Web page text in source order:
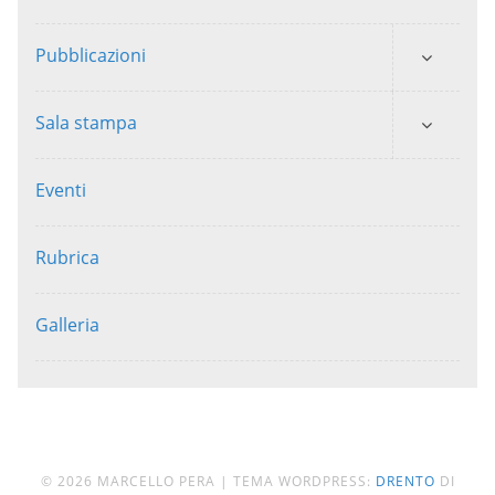
Pubblicazioni
Sala stampa
Eventi
Rubrica
Galleria
© 2026 MARCELLO PERA | TEMA WORDPRESS: DRENTO DI